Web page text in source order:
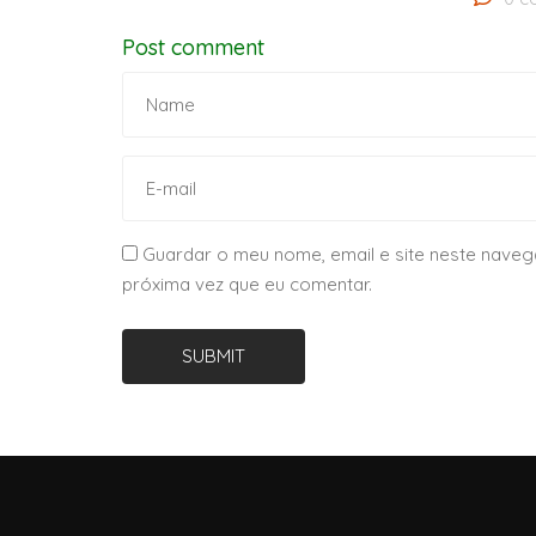
Post comment
Guardar o meu nome, email e site neste
próxima vez que eu comentar.
SUBMIT